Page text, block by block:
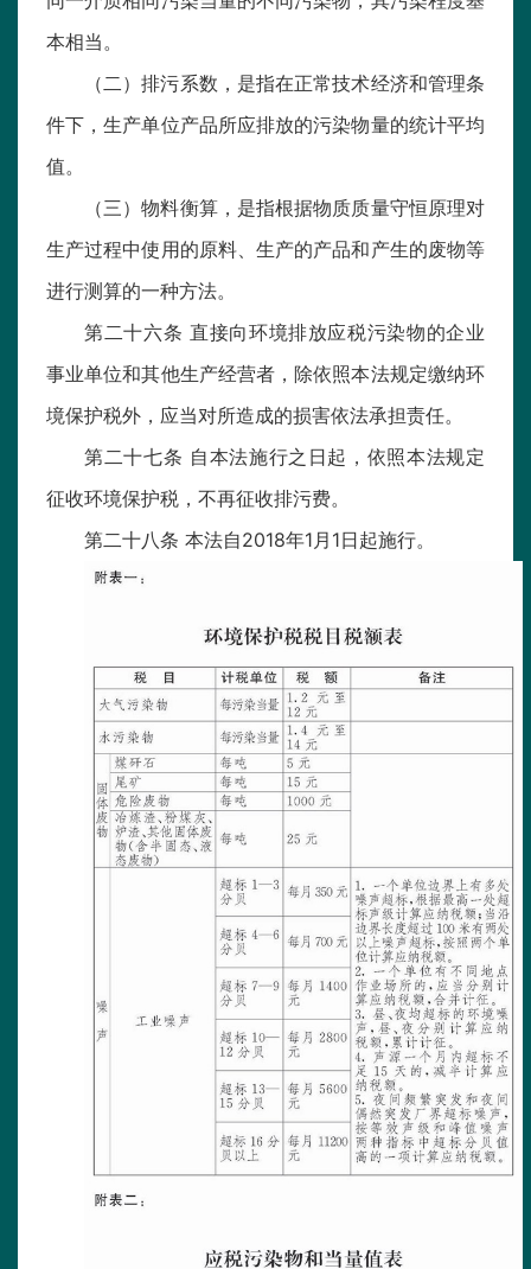
本相当。
（二）排污系数，是指在正常技术经济和管理条
件下，生产单位产品所应排放的污染物量的统计平均
值。
（三）物料衡算，是指根据物质质量守恒原理对
生产过程中使用的原料、生产的产品和产生的废物等
进行测算的一种方法。
第二十六条 直接向环境排放应税污染物的企业
事业单位和其他生产经营者，除依照本法规定缴纳环
境保护税外，应当对所造成的损害依法承担责任。
第二十七条 自本法施行之日起，依照本法规定
征收环境保护税，不再征收排污费。
第二十八条 本法自2018年1月1日起施行。